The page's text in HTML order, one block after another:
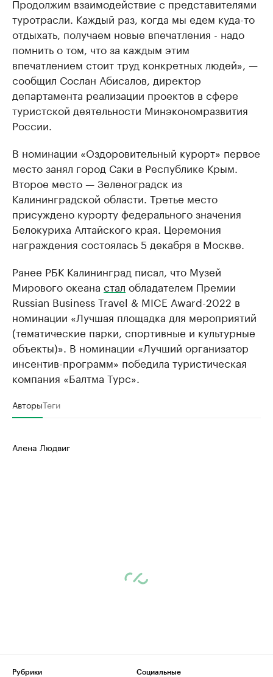
туротрасли. Каждый раз, когда мы едем куда-то
отдыхать, получаем новые впечатления - надо
помнить о том, что за каждым этим
впечатлением стоит труд конкретных людей», —
сообщил Сослан Абисалов, директор
департамента реализации проектов в сфере
туристской деятельности Минэкономразвития
России.
В номинации «Оздоровительный курорт» первое
место занял город Саки в Республике Крым.
Второе место — Зеленоградск из
Калининградской области. Третье место
присуждено курорту федерального значения
Белокуриха Алтайского края. Церемония
награждения состоялась 5 декабря в Москве.
Ранее РБК Калининград писал, что Музей
Мирового океана стал обладателем Премии
Russian Business Travel & MICE Award-2022 в
номинации «Лучшая площадка для мероприятий
(тематические парки, спортивные и культурные
объекты)». В номинации «Лучший организатор
инсентив-программ» победила туристическая
компания «Балтма Турс».
АвторыТеги
Алена Людвиг
Рубрики
Социальные